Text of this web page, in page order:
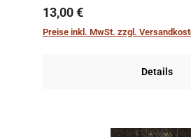
Spielenden aus, die es in die
gilt. Doch das geht natürlich
Regulärer Preis:
13,00 €
Preise inkl. MwSt. zzgl.
Details